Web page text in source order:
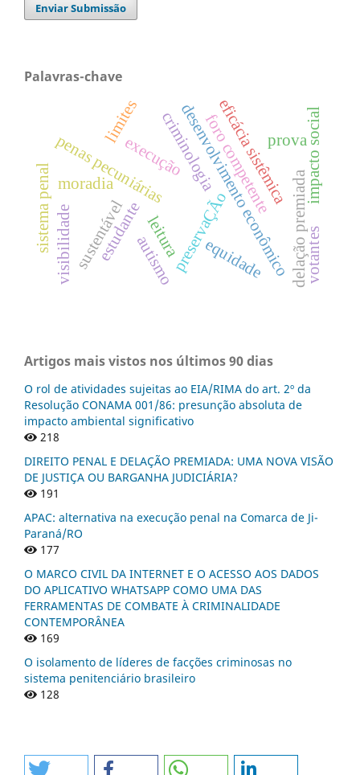
Enviar Submissão
Palavras-chave
penas pecuniárias
preservaÇÃo
criminologia
desenvolvimento econômico
sustentável leitura
moradia
execução foro competente
delação premiada
eficácia sistêmica
sistema penal
impacto social
equidade
limites prova
estudanteautismo
visibilidade votantes
Artigos mais vistos nos últimos 90 dias
O rol de atividades sujeitas ao EIA/RIMA do art. 2º da
Resolução CONAMA 001/86: presunção absoluta de
impacto ambiental significativo
218
DIREITO PENAL E DELAÇÃO PREMIADA: UMA NOVA VISÃO
DE JUSTIÇA OU BARGANHA JUDICIÁRIA?
191
APAC: alternativa na execução penal na Comarca de Ji-
Paraná/RO
177
O MARCO CIVIL DA INTERNET E O ACESSO AOS DADOS
DO APLICATIVO WHATSAPP COMO UMA DAS
FERRAMENTAS DE COMBATE À CRIMINALIDADE
CONTEMPORÂNEA
169
O isolamento de líderes de facções criminosas no
sistema penitenciário brasileiro
128